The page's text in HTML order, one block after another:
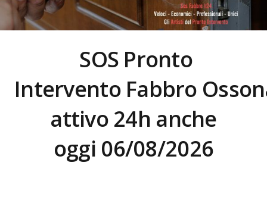
SOS Pronto
Intervento Fabbro
attivo 24h anche
oggi 06/08/2026